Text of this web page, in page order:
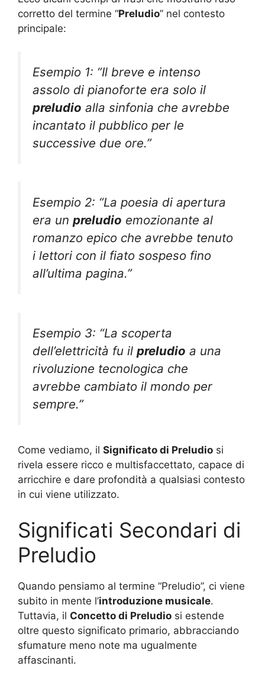
corretto del termine “Preludio” nel contesto
principale:
Esempio 1: “Il breve e intenso
assolo di pianoforte era solo il
preludio alla sinfonia che avrebbe
incantato il pubblico per le
successive due ore.”
Esempio 2: “La poesia di apertura
era un preludio emozionante al
romanzo epico che avrebbe tenuto
i lettori con il fiato sospeso fino
all’ultima pagina.”
Esempio 3: “La scoperta
dell’elettricità fu il preludio a una
rivoluzione tecnologica che
avrebbe cambiato il mondo per
sempre.”
Come vediamo, il Significato di Preludio si
rivela essere ricco e multisfaccettato, capace di
arricchire e dare profondità a qualsiasi contesto
in cui viene utilizzato.
Significati Secondari di
Preludio
Quando pensiamo al termine “Preludio”, ci viene
subito in mente l’introduzione musicale.
Tuttavia, il Concetto di Preludio si estende
oltre questo significato primario, abbracciando
sfumature meno note ma ugualmente
affascinanti.